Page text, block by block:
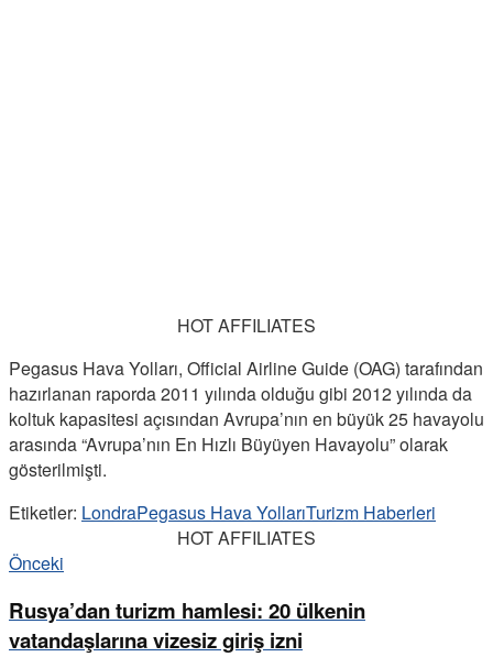
HOT AFFILIATES
Pegasus Hava Yolları, Official Airline Guide (OAG) tarafından
hazırlanan raporda 2011 yılında olduğu gibi 2012 yılında da
koltuk kapasitesi açısından Avrupa’nın en büyük 25 havayolu
arasında “Avrupa’nın En Hızlı Büyüyen Havayolu” olarak
gösterilmişti.
Etiketler: LondraPegasus Hava YollarıTurizm Haberleri
HOT AFFILIATES
Önceki
Rusya’dan turizm hamlesi: 20 ülkenin
vatandaşlarına vizesiz giriş izni